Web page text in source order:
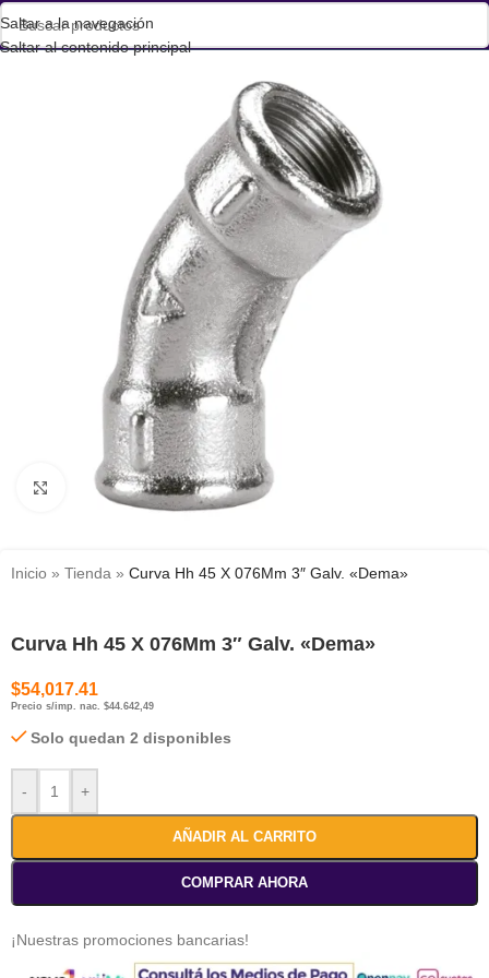
Saltar a la navegación
Saltar al contenido principal
Haga clic para ampliar
Inicio » Tienda » Curva Hh 45 X 076Mm 3″ Galv. «Dema»
Curva Hh 45 X 076Mm 3″ Galv. «Dema»
$54,017.41
Precio s/imp. nac. $44.642,49
Solo quedan 2 disponibles
- +
AÑADIR AL CARRITO
COMPRAR AHORA
¡Nuestras promociones bancarias!